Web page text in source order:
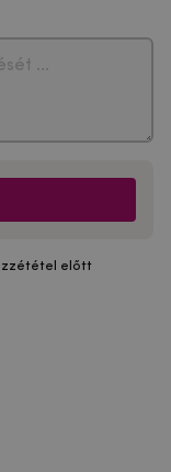
előtt